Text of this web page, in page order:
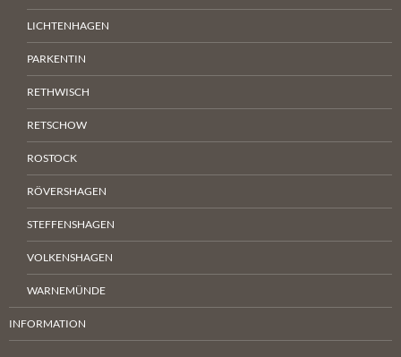
LICHTENHAGEN
PARKENTIN
RETHWISCH
RETSCHOW
ROSTOCK
RÖVERSHAGEN
STEFFENSHAGEN
VOLKENSHAGEN
WARNEMÜNDE
INFORMATION